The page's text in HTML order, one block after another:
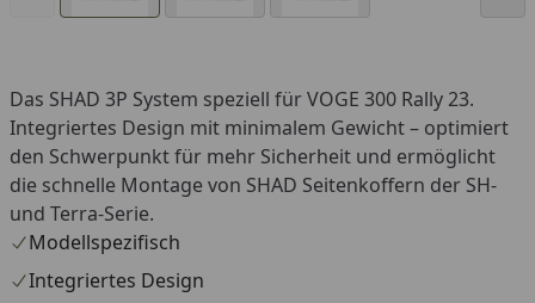
Das SHAD 3P System speziell für VOGE 300 Rally 23.
Integriertes Design mit minimalem Gewicht – optimiert
den Schwerpunkt für mehr Sicherheit und ermöglicht
die schnelle Montage von SHAD Seitenkoffern der SH-
und Terra-Serie.
Modellspezifisch
Integriertes Design